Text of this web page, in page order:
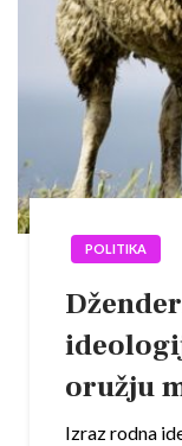
POLITIKA
oružju
Izraz rodna